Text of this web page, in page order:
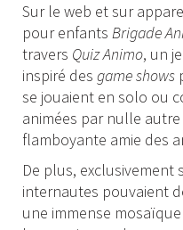
Sur le web et sur
pour enfants Brigade
travers Quiz Animo, un
inspiré des game shows
se jouaient en solo ou
animées par nulle
flamboyante amie des
De plus, exclusivement
internautes pouvaient
une immense